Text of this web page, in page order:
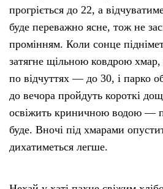
прогріється до 22, а
буде переважно ясне, тож не
промінням. Коли сонце
затягне щільною ковдрою хмар,
по відчуттях — до 30, і парко
до вечора пройдуть короткі
освіжить криничною водою —
буде. Вночі під хмарами
дихатиметься легше.